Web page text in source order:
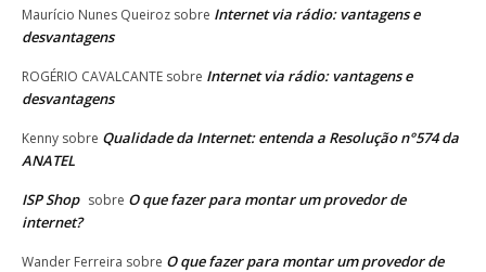
Maurício Nunes Queiroz sobre Internet via rádio: vantagens e
desvantagens
ROGÉRIO CAVALCANTE sobre Internet via rádio: vantagens e
desvantagens
Kenny sobre Qualidade da Internet: entenda a Resolução n°574 da
ANATEL
ISP Shop sobre O que fazer para montar um provedor de
internet?
Wander Ferreira sobre O que fazer para montar um provedor de